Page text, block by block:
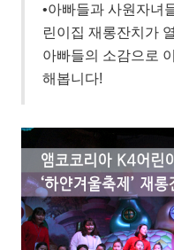
•아빠들과 사원자녀
린이집 재롱잔치가
아빠들의 소감으로
해봅니다!